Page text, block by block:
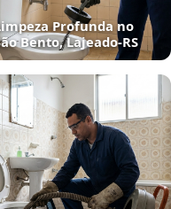
Profunda no
Bento, Lajeado‑RS